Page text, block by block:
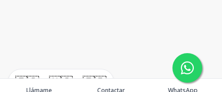
🇪🇸 🇺🇸 🇫🇷
Llámame Contactar WhatsApp